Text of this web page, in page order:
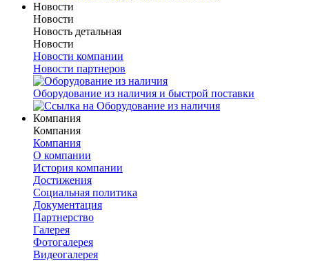
Новости
Новости
Новость детальная
Новости
Новости компании
Новости партнеров
Оборудование из наличия и быстрой поставки
Компания
Компания
Компания
О компании
История компании
Достижения
Социальная политика
Документация
Партнерство
Галерея
Фотогалерея
Видеогалерея